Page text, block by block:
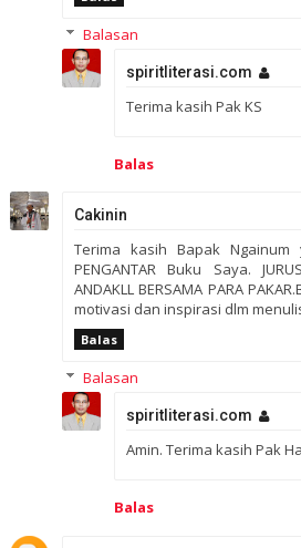
Balasan
spiritliterasi.com
Terima kasih Pak KS
Balas
Cakinin
Terima kasih Bapak Ngainum
PENGANTAR Buku Saya.
ANDAKLL BERSAMA PARA
motivasi dan inspirasi dlm
Balas
Balasan
spiritliterasi.com
Amin. Terima kasih Pak
Balas